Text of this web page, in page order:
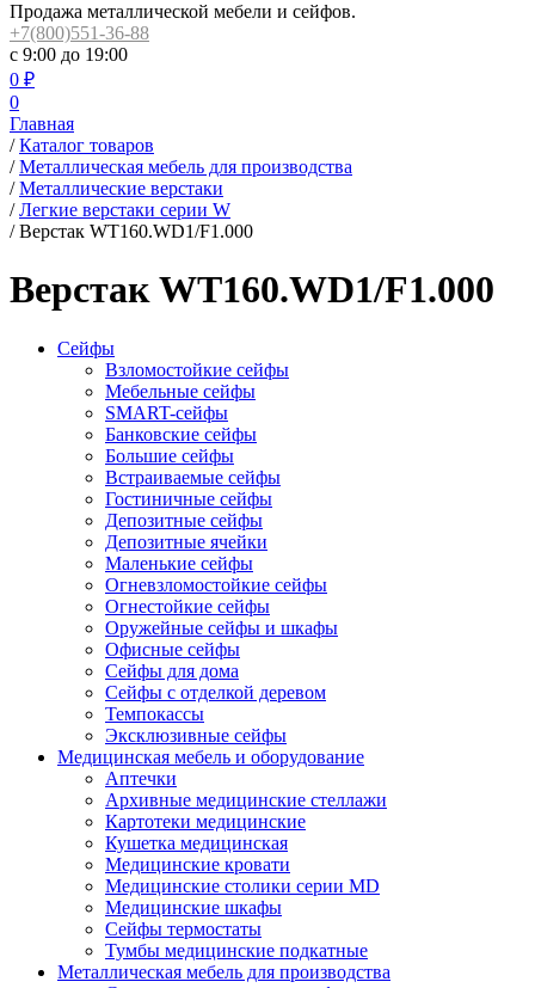
Продажа металлической мебели и сейфов.
+7(800)551-36-88
с 9:00 до 19:00
0 ₽
0
Главная
/ Каталог товаров
/ Металлическая мебель для производства
/ Металлические верстаки
/ Легкие верстаки серии W
/ Верстак WT160.WD1/F1.000
Верстак WT160.WD1/F1.000
Сейфы
Взломостойкие сейфы
Мебельные сейфы
SMART-сейфы
Банковские сейфы
Большие сейфы
Встраиваемые сейфы
Гостиничные сейфы
Депозитные сейфы
Депозитные ячейки
Маленькие сейфы
Огневзломостойкие сейфы
Огнестойкие сейфы
Оружейные сейфы и шкафы
Офисные сейфы
Сейфы для дома
Сейфы с отделкой деревом
Темпокассы
Эксклюзивные сейфы
Медицинская мебель и оборудование
Аптечки
Архивные медицинские стеллажи
Картотеки медицинские
Кушетка медицинская
Медицинские кровати
Медицинские столики серии MD
Медицинские шкафы
Сейфы термостаты
Тумбы медицинские подкатные
Металлическая мебель для производства